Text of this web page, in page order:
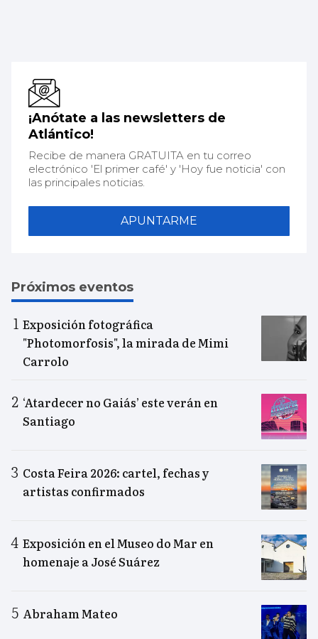
¡Anótate a las newsletters de
Atlántico!
Recibe de manera GRATUITA en tu correo
electrónico 'El primer café' y 'Hoy fue noticia' con
las principales noticias.
APUNTARME
Próximos eventos
Exposición fotográfica
"Photomorfosis", la mirada de Mimi
Carrolo
‘Atardecer no Gaiás’ este verán en
Santiago
Costa Feira 2026: cartel, fechas y
artistas confirmados
Exposición en el Museo do Mar en
homenaje a José Suárez
Abraham Mateo